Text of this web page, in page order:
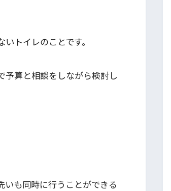
トイレのことです。
予算と相談をしながら検討し
いも同時に行うことができる